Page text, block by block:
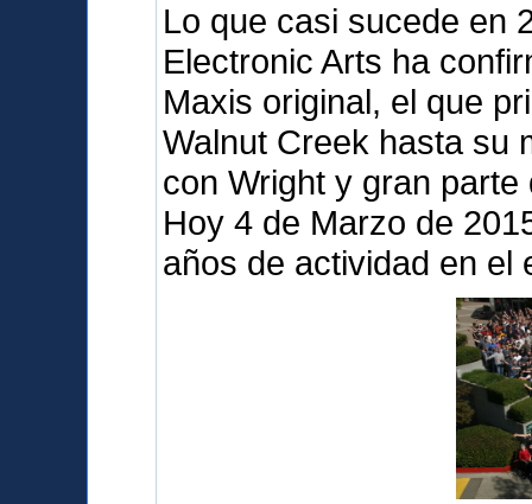
Lo que casi sucede en
Electronic Arts ha
Maxis original, el que
Walnut Creek hasta su
con Wright y gran
Hoy 4 de Marzo de
años de actividad en el